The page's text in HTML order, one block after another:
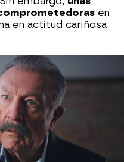
en
en actitud cariñosa
con su hijo por su
con la obsesiva
no pueden
y pretenden romper
Al final, la más
es Nalan,
ilusiones con el